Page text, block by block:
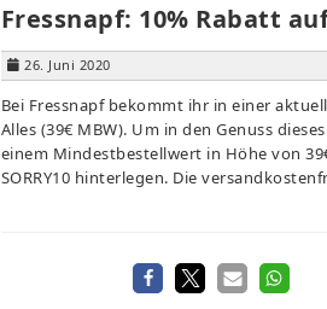
Fressnapf: 10% Rabatt
26. Juni 2020
Bei Fressnapf bekommt ihr in einer
Alles (39€ MBW). Um in den Genuss
einem Mindestbestellwert in Höhe von
SORRY10 hinterlegen. Die